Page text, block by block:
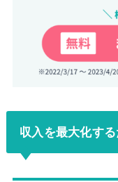
収入を最大化す